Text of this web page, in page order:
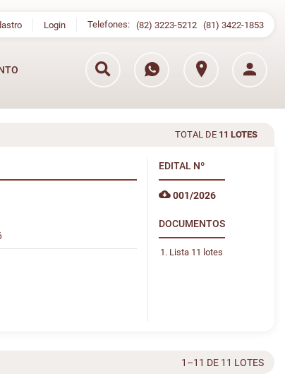
Login Telefones: (82) 3223-5212 (81) 3422-1853
TOTAL DE 11 LOTES
EDITAL Nº
001/2026
DOCUMENTOS
Lista 11 lotes
1–11 DE 11 LOTES